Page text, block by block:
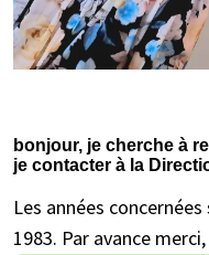
bonjour, je cherche à
je contacter à la
Les années
1983. Par avance